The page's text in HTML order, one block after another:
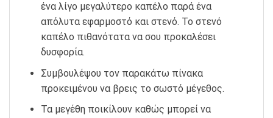
ένα λίγο μεγαλύτερο καπέλο παρά ένα
απόλυτα εφαρμοστό και στενό. Το στενό
καπέλο πιθανότατα να σου προκαλέσει
δυσφορία.
Συμβουλέψου τον παρακάτω πίνακα
προκειμένου να βρεις το σωστό μέγεθος.
Τα μεγέθη ποικίλουν καθώς μπορεί να